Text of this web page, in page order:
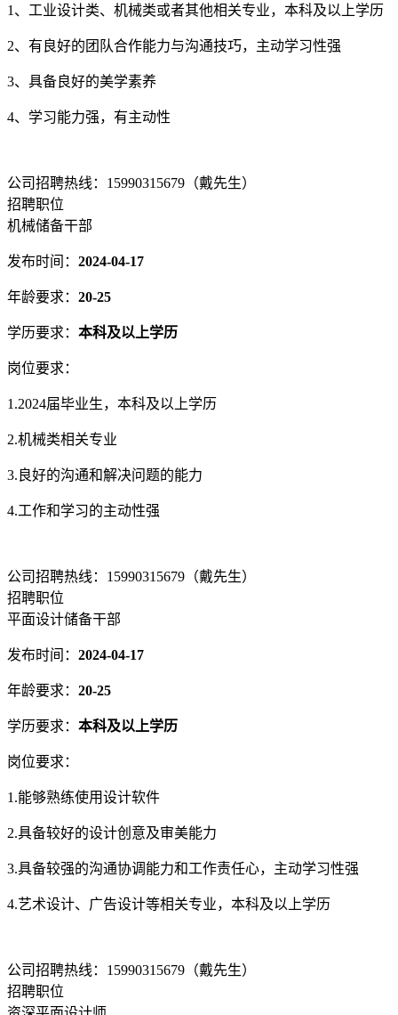
1、工业设计类、机械类或者其他相关专业，本科及以上学历
2、有良好的团队合作能力与沟通技巧，主动学习性强
3、具备良好的美学素养
4、学习能力强，有主动性
公司招聘热线：15990315679（戴先生）
招聘职位
机械储备干部
发布时间： 2024-04-17
年龄要求： 20-25
学历要求： 本科及以上学历
岗位要求：
1.2024届毕业生，本科及以上学历
2.机械类相关专业
3.良好的沟通和解决问题的能力
4.工作和学习的主动性强
公司招聘热线：15990315679（戴先生）
招聘职位
平面设计储备干部
发布时间： 2024-04-17
年龄要求： 20-25
学历要求： 本科及以上学历
岗位要求：
1.能够熟练使用设计软件
2.具备较好的设计创意及审美能力
3.具备较强的沟通协调能力和工作责任心，主动学习性强
4.艺术设计、广告设计等相关专业，本科及以上学历
公司招聘热线：15990315679（戴先生）
招聘职位